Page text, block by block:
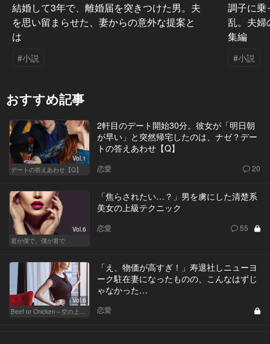
結婚して3年で、離婚届を突きつけた男。夫
を思い留まらせた、妻からの意外な提案と
は
#小説
調子に乗
乱。夫婦
集編
#小説
おすすめ記事
Vol.1
デートの答えあわせ【Q】
2軒目のデート開始30分。彼女が「明日朝
が早い」と突然帰宅したのは、ナゼ？デー
トの答えあわせ【Q】
恋愛 20
Vol.6
君が僕で、僕が君で
「焦らされたい…？」男を虜にした清楚系
美女の上級テクニック
恋愛 55
Vol.6
Beef or Chicken～空の上の恋愛模様～
「え、物価が高すぎ！」寿退社しニューヨ
ーク駐在妻になったものの、こんなはずじ
ゃなかった…
恋愛